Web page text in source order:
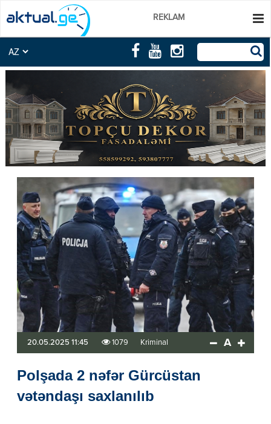
REKLAM
20.05.2025 11:45 1079 Kriminal A
Polşada 2 nəfər Gürcüstan
vətəndaşı saxlanılıb